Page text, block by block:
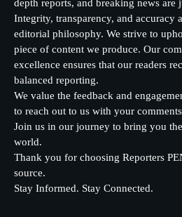
depth reports, and breaking news are
Integrity, transparency, and accuracy
editorial philosophy. We strive to
piece of content we produce. Our
excellence ensures that our readers
balanced reporting.
We value the feedback and
to reach out to us with your
Join us in our journey to bring you
world.
Thank you for choosing Reporters
source.
Stay Informed. Stay Connected.